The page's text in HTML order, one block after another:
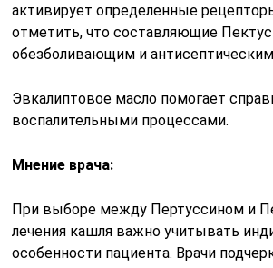
активирует определенные
отметить, что составляющие
обезболивающим и
Эвкалиптовое масло помогает
воспалительными процессами.
Мнение врача:
При выборе между Пертуссином и
лечения кашля важно учитывать
особенности пациента. Врачи